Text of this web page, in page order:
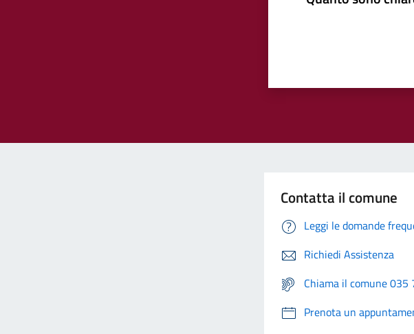
Contatta il comune
Leggi le domande
Richiedi Assistenza
Chiama il comune 035
Prenota un